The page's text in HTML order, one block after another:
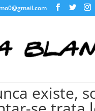
existe,